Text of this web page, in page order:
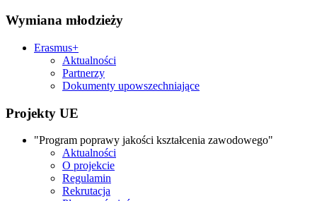
Wymiana młodzieży
Erasmus+
Aktualności
Partnerzy
Dokumenty upowszechniające
Projekty UE
"Program poprawy jakości kształcenia zawodowego"
Aktualności
O projekcie
Regulamin
Rekrutacja